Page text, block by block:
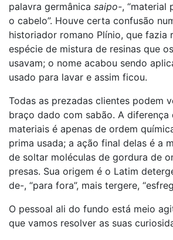
palavra germânica saipo-, “material
o cabelo”. Houve certa confusão
historiador romano Plínio, que fazia
espécie de mistura de resinas que
usavam; o nome acabou sendo
usado para lavar e assim ficou.
Todas as prezadas clientes podem
braço dado com sabão. A diferença
materiais é apenas de ordem
prima usada; a ação final delas é a
de soltar moléculas de gordura de
presas. Sua origem é o Latim
de-, “para fora”, mais tergere,
O pessoal ali do fundo está meio
que vamos resolver as suas